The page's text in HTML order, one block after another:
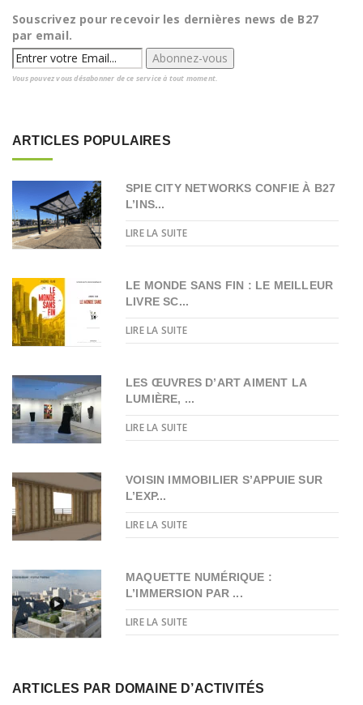
Souscrivez pour recevoir les dernières news de B27
par email.
Vous pouvez vous désabonner de ce service à tout moment.
ARTICLES POPULAIRES
SPIE CITY NETWORKS CONFIE À B27
L’INS...
LIRE LA SUITE
LE MONDE SANS FIN : LE MEILLEUR
LIVRE SC...
LIRE LA SUITE
LES ŒUVRES D’ART AIMENT LA
LUMIÈRE, ...
LIRE LA SUITE
VOISIN IMMOBILIER S’APPUIE SUR
L’EXP...
LIRE LA SUITE
MAQUETTE NUMÉRIQUE :
L’IMMERSION PAR ...
LIRE LA SUITE
ARTICLES PAR DOMAINE D’ACTIVITÉS